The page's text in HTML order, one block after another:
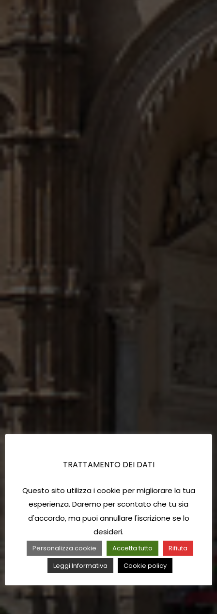
TRATTAMENTO DEI DATI
Questo sito utilizza i cookie per migliorare la tua
esperienza. Daremo per scontato che tu sia
d'accordo, ma puoi annullare l'iscrizione se lo
desideri.
Personalizza cookie Accetta tutto
Rifiuta
Leggi Informativa
Cookie policy